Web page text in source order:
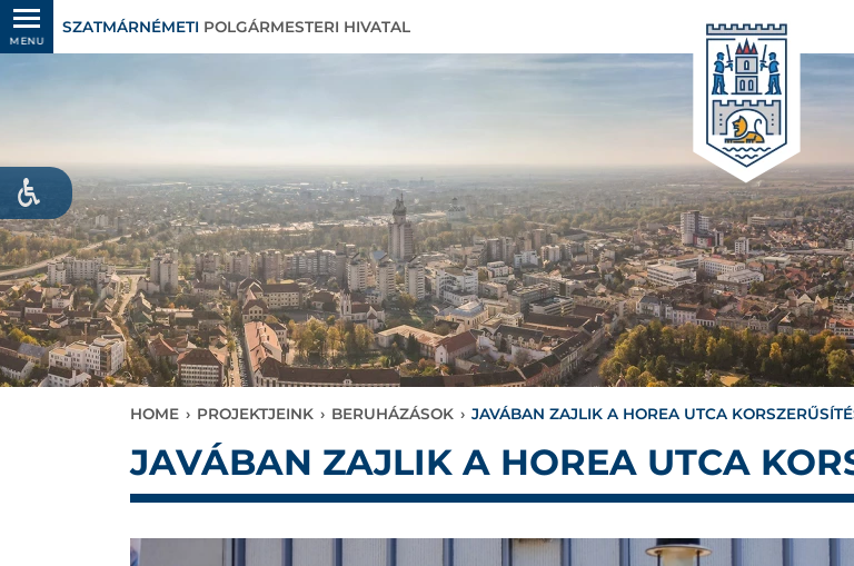
MENU
SZATMÁRNÉMETI POLGÁRMESTERI HIVATAL
HOME › PROJEKTJEINK › BERUHÁZÁSOK › JAVÁBAN ZAJLIK A HOREA UTCA
JAVÁBAN ZAJLIK A HOREA UTCA